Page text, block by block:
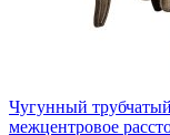
Чугунный
межцентровое